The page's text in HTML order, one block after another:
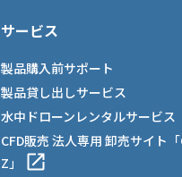
サービス
製品購入前サポート
製品貸し出しサービス
水中ドローンレンタルサービス
CFD販売 法人専用 卸売サイト「
Z」